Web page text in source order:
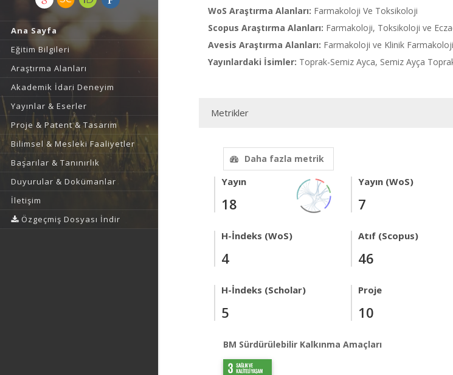
Ana Sayfa
Eğitim Bilgileri
Araştırma Alanları
Akademik İdari Deneyim
Yayınlar & Eserler
Proje & Patent & Tasarım
Bilimsel & Mesleki Faaliyetler
Başarılar & Tanınırlık
Duyurular & Dokümanlar
İletişim
Özgeçmiş Dosyası İndir
WoS Araştırma Alanları: Farmakoloji Ve Toksikoloji
Scopus Araştırma Alanları: Farmakoloji, Toksikoloji ve
Avesis Araştırma Alanları: Farmakoloji ve Klinik Farmakoloji
Yayınlardaki İsimler: Toprak-Semiz Ayca, Semiz Ayça
Metrikler
Daha fazla metrik
Yayın
18
Yayın (WoS)
7
H-İndeks (WoS)
4
Atıf (Scopus)
46
H-İndeks (Scholar)
5
Proje
10
BM Sürdürülebilir Kalkınma Amaçları